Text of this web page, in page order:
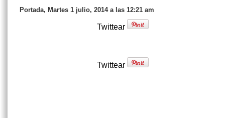
Portada, Martes 1 julio, 2014 a las 12:21 am
Twittear
Twittear